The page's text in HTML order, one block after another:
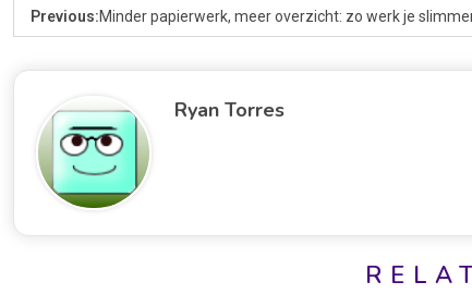
Previous:Minder papierwerk, meer overzicht: zo werk je
Ryan Torres